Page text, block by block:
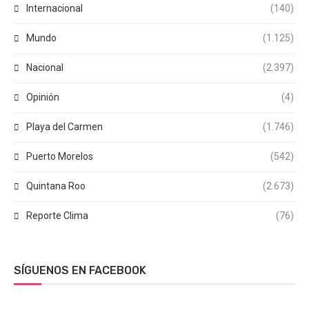
Internacional (140)
Mundo (1.125)
Nacional (2.397)
Opinión (4)
Playa del Carmen (1.746)
Puerto Morelos (542)
Quintana Roo (2.673)
Reporte Clima (76)
SÍGUENOS EN FACEBOOK